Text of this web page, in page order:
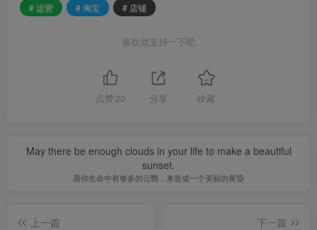
# 运营
# 淘宝 # 店铺
喜欢就支持一下吧
点赞 20 分享 收藏
May there be enough clouds in your life to make a beautiful
sunset.
愿你生命中有够多的云翳，来造成一个美丽的黄昏
上一篇
下一篇